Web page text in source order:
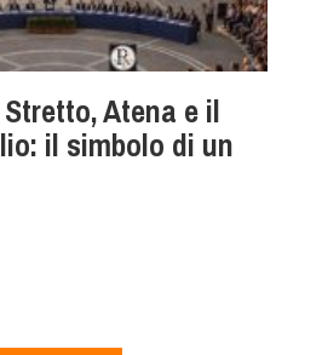
Atena e il
il simbolo di un